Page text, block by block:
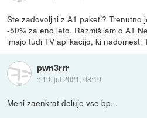
Ste zadovoljni z A1 paketi? Trenutno
-50% za eno leto. Razmišljam o A1
imajo tudi TV aplikacijo, ki nadomesti
pwn3rrr
:: 19. jul 2021, 08:19
Meni zaenkrat deluje vse bp...